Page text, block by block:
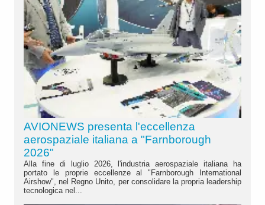
AVIONEWS presenta l'eccellenza
aerospaziale italiana a "Farnborough
2026"
Alla fine di luglio 2026, l'industria aerospaziale italiana ha
portato le proprie eccellenze al "Farnborough International
Airshow", nel Regno Unito, per consolidare la propria leadership
tecnologica nel...